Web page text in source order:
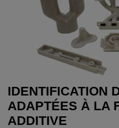
IDENTIFICATION
ADAPTÉES À LA
ADDITIVE